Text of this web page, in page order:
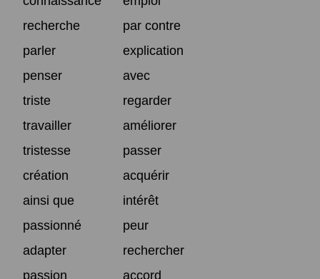
recherche
par contre
parler
explication
penser
avec
triste
regarder
travailler
améliorer
tristesse
passer
création
acquérir
ainsi que
intérêt
passionné
peur
adapter
rechercher
passion
accord